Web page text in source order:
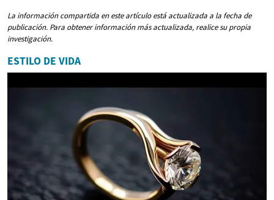
La información compartida en este artículo está actualizada a la fecha de
publicación. Para obtener información más actualizada, realice su propia
investigación.
ESTILO DE VIDA